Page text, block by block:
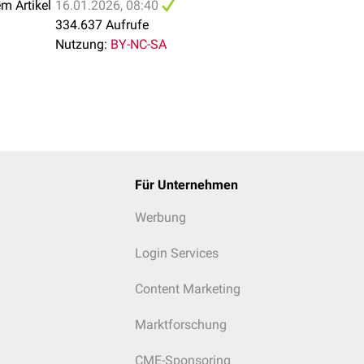
Artikel 16.01.2026, 08:40
334.637 Aufrufe
Nutzung: BY-NC-SA
Für Unternehmen
Werbung
Login Services
Content Marketing
Marktforschung
CME-Sponsoring